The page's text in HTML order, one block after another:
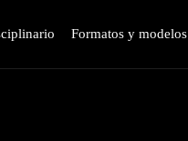
Formatos y modelos